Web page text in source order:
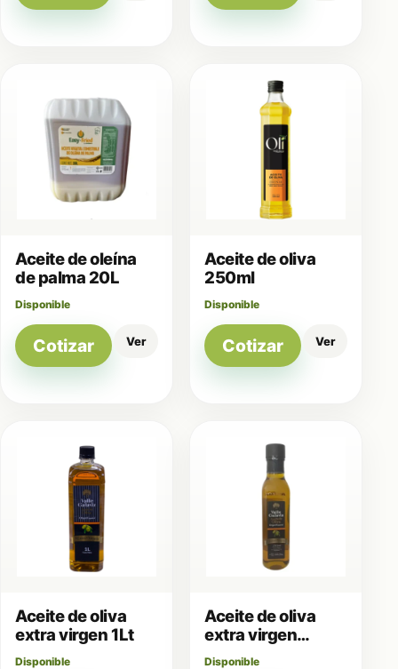
Aceite de oleína
de palma 20L
Disponible
Cotizar Ver
Aceite de oliva
250ml
Disponible
Cotizar Ver
Aceite de oliva
extra virgen 1Lt
Disponible
Aceite de oliva
extra virgen
250ml
Disponible